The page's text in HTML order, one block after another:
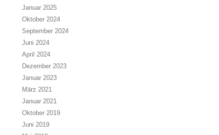
Januar 2025
Oktober 2024
September 2024
Juni 2024
April 2024
Dezember 2023
Januar 2023
März 2021
Januar 2021
Oktober 2019
Juni 2019